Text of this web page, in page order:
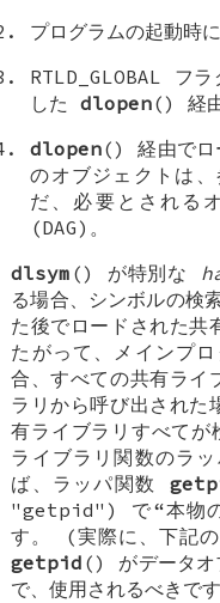
プログラムの起動時
RTLD_GLOBAL フラ
したdlopen() 経由
dlopen() 経由でロ
のオブジェクトは
だ、必要とされる
(DAG)。
dlsym () が特別な
る場合、シンボルの検
た後でロードされた共
たがって、メインプ
合、すべての共有ライ
ラリから呼び出された
有ライブラリすべてが
ライブラリ関数のラ
ば、ラッパ関数
"getpid")
で“本
す。 (実際に、下記
getpid () がデータオ
で、使用されるべきで